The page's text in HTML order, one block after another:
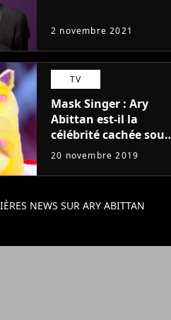
2 novembre 2021
TV
Mask Singer : Ary
Abittan est-il la
célébrité cachée sous
le costume du
20 novembre 2019
NEWS SUR ARY ABITTAN